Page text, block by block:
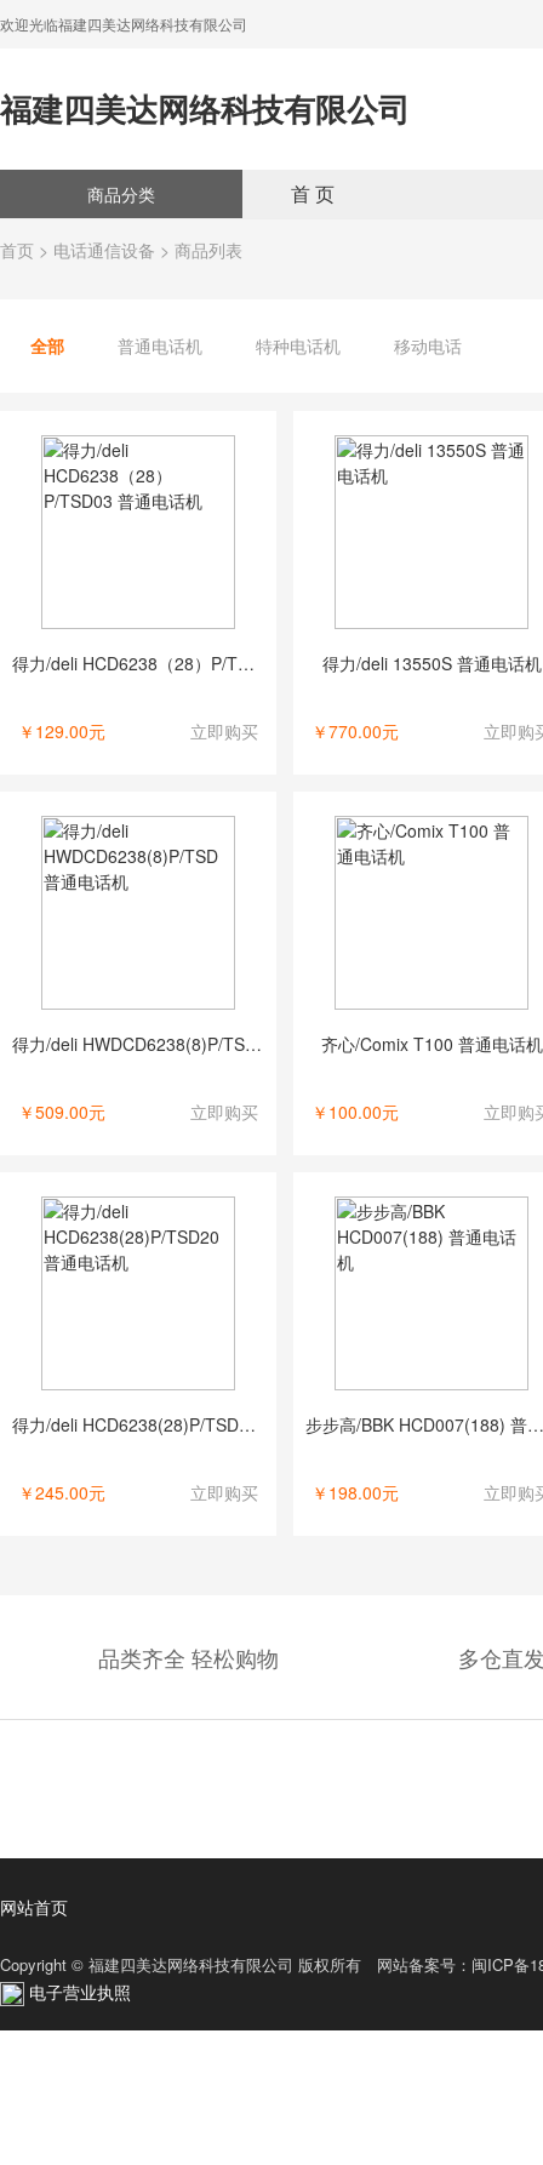
欢迎光临福建四美达网络科技有限公司
福建四美达网络科技有限公司
商品分类 首 页
首页 > 电话通信设备 > 商品列表
全部 普通电话机 特种电话机 移动电话
得力/deli HCD6238（28）P/TSD03 普通电话机
￥129.00元 立即购买
得力/deli 13550S 普通电话机
￥770.00元 立即购
得力/deli HWDCD6238(8)P/TSD 普通电话机
￥509.00元 立即购买
齐心/Comix T100 普通电话机
￥100.00元 立即购
得力/deli HCD6238(28)P/TSD20 普通电话机
￥245.00元 立即购买
步步高/BBK HCD007(188) 普通电话机
￥198.00元 立即购
品类齐全 轻松购物 多仓直
网站首页
Copyright © 福建四美达网络科技有限公司 版权所有 网站备案号： 闽ICP备
电子营业执照